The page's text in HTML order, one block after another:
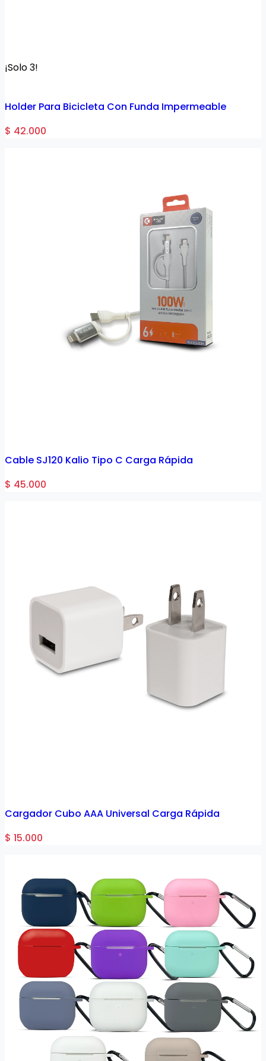
¡Solo 3!
Holder Para Bicicleta Con Funda Impermeable
$ 42.000
Cable SJ120 Kalio Tipo C Carga Rápida
$ 45.000
Cargador Cubo AAA Universal Carga Rápida
$ 15.000